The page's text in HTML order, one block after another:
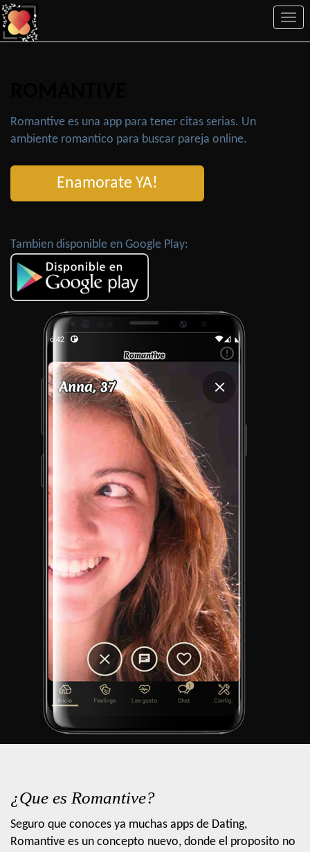
Romantive es una app para tener citas serias. Un
ambiente romantico para buscar pareja online.
Enamorate YA!
Tambien disponible en Google Play:
¿Que es Romantive?
Seguro que conoces ya muchas apps de Dating,
Romantive es un concepto nuevo, donde el proposito no